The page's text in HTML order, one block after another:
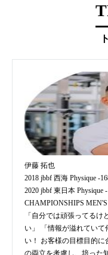
伊藤 拓也
2018 jbbf 西海 Physique -
2020 jbbf 東日本 Physique
CHAMPIONSHIPS
「自分では頑張ってる
い」 「情報が溢れてい
い！ お客様の目標目的
の両立を考慮し、培った